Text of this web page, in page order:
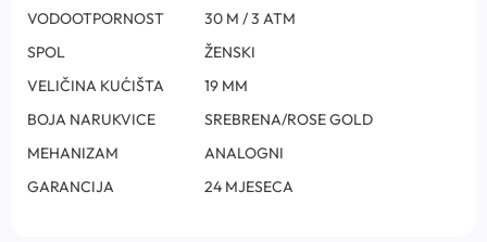
VODOOTPORNOST
30 M / 3 ATM
SPOL
ŽENSKI
VELIČINA KUĆIŠTA
19 MM
BOJA NARUKVICE
SREBRENA/ROSE GOLD
MEHANIZAM
ANALOGNI
GARANCIJA
24 MJESECA